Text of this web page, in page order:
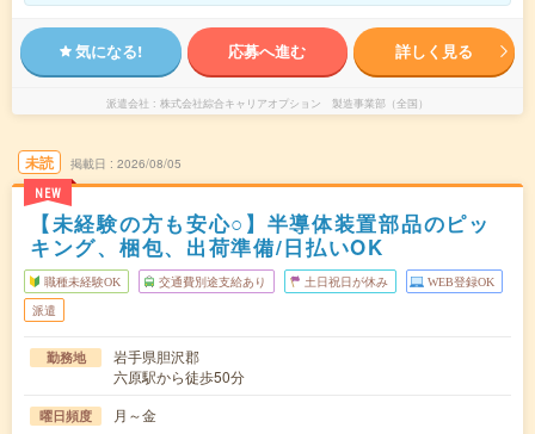
気になる! 応募へ進む 詳しく見る
派遣会社 株式会社綜合キャリアオプション 製造事業部（全国）
未読
NEW
掲載日 2026/08/05
【未経験の方も安心○】半導体装置部品のピッ
キング、梱包、出荷準備/日払いOK
職種未経験OK 交通費別途支給あり 土日祝日が休み WEB登録OK
派遣
勤務地
岩手県胆沢郡
六原駅から徒歩50分
曜日頻度 月～金